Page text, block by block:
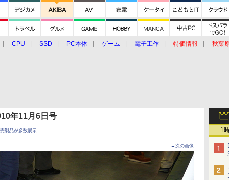
CPU SSD PC本体 ゲーム 電子工作 特価情報
秋葉
1
年11月6日号
製品が多数展示
→次の画像